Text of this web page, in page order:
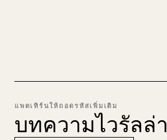
แพตเทิร์นให้ถอดรหัสเพิ่มเติม
บทความไวรัลล่